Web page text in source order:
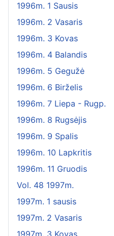
1996m. 1 Sausis
1996m. 2 Vasaris
1996m. 3 Kovas
1996m. 4 Balandis
1996m. 5 Gegužė
1996m. 6 Birželis
1996m. 7 Liepa - Rugp.
1996m. 8 Rugsėjis
1996m. 9 Spalis
1996m. 10 Lapkritis
1996m. 11 Gruodis
Vol. 48 1997m.
1997m. 1 sausis
1997m. 2 Vasaris
1997m. 3 Kovas